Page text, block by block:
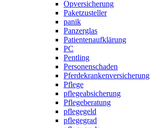
Opversicherung
Paketzusteller
panik
Panzerglas
Patientenaufklärung
PC
Pentling
Personenschaden
Pferdekrankenversicherung
Pflege
pflegeabsicherung
Pflegeberatung
pflegegeld
pflegegrad